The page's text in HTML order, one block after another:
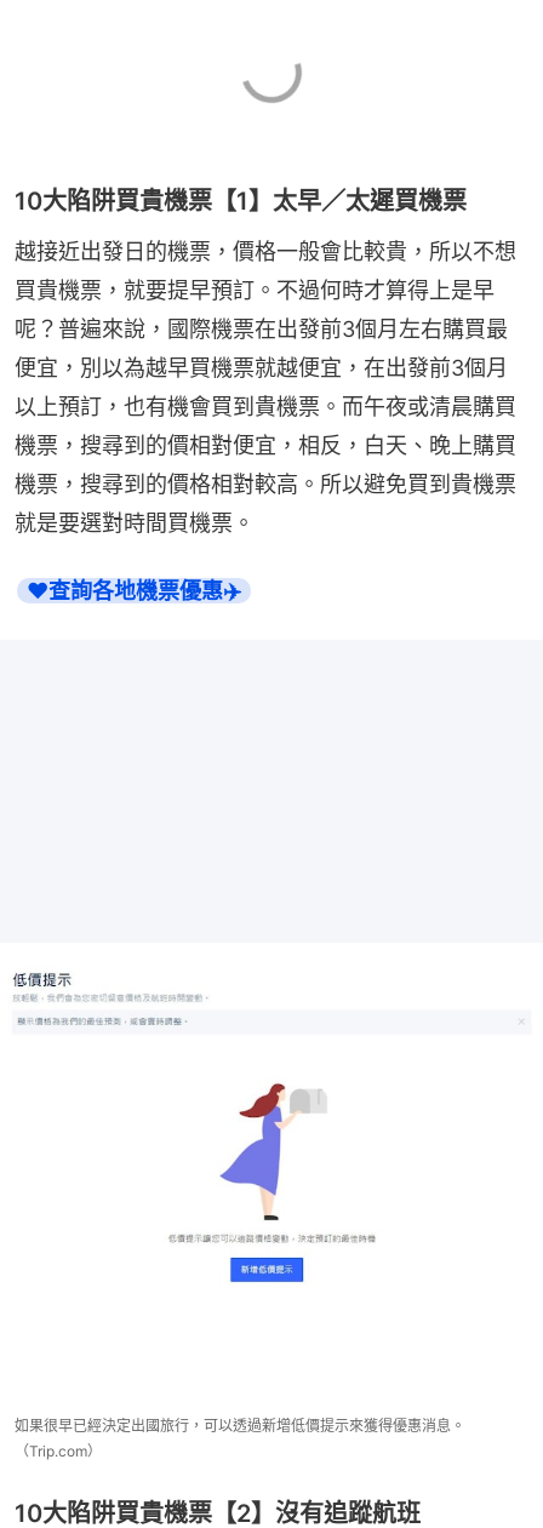
10大陷阱買貴機票【1】太早／太遲買機票
越接近出發日的機票，價格一般會比較貴，所以不想
買貴機票，就要提早預訂。不過何時才算得上是早
呢？普遍來說，國際機票在出發前3個月左右購買最
便宜，別以為越早買機票就越便宜，在出發前3個月
以上預訂，也有機會買到貴機票。而午夜或清晨購買
機票，搜尋到的價相對便宜，相反，白天、晚上購買
機票，搜尋到的價格相對較高。所以避免買到貴機票
就是要選對時間買機票。
❤️查詢各地機票優惠✈️
如果很早已經決定出國旅行，可以透過新增低價提示來獲得優惠消息。
（Trip.com）
10大陷阱買貴機票【2】沒有追蹤航班